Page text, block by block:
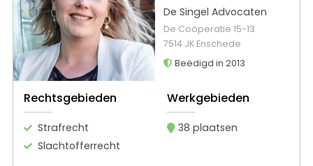
De Singel Advocaten
De Coöperatie 15-13
7514 JK Enschede
Beëdigd in 2013
Rechtsgebieden
Strafrecht
Slachtofferrecht
Werkgebieden
38 plaatsen